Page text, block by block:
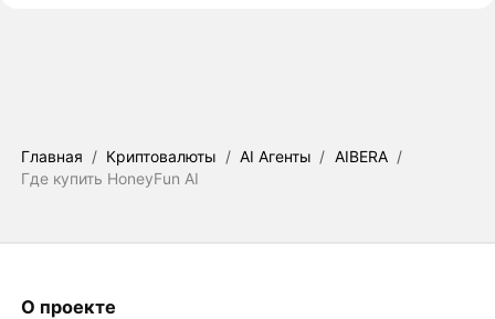
Главная / Криптовалюты / AI Агенты / AIBERA /
Где купить HoneyFun AI
О проекте